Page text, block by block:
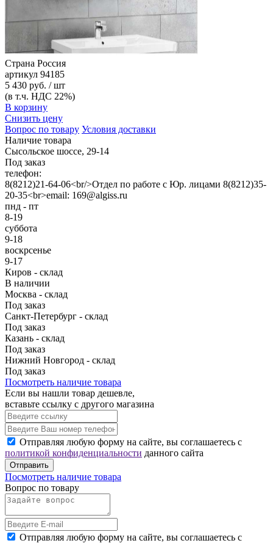
Страна Россия
артикул 94185
5 430 руб. / шт
(в т.ч. НДС 22%)
В корзину
Снизить цену
Вопрос по товару Условия доставки
Наличие товара
Сысольское шоссе, 29-14
Под заказ
телефон:
8(8212)21-64-06<br/>Отдел по работе с Юр. лицами 8(8212)35-
20-35<br>email: 169@algiss.ru
пнд - пт
8-19
суббота
9-18
воскрсенье
9-17
Киров - склад
В наличии
Москва - склад
Под заказ
Санкт-Петербург - склад
Под заказ
Казань - склад
Под заказ
Нижний Новгород - склад
Под заказ
Посмотреть наличие товара
Если вы нашли товар дешевле,
вставьте ссылку с другого магазина
Отправляя любую форму на сайте, вы соглашаетесь с
политикой конфиденциальности данного сайта
Отправить
Посмотреть наличие товара
Вопрос по товару
Отправляя любую форму на сайте, вы соглашаетесь с